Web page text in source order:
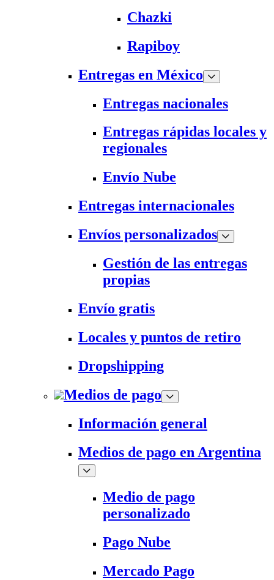
Chazki
Rapiboy
Entregas en México
Entregas nacionales
Entregas rápidas locales y
regionales
Envío Nube
Entregas internacionales
Envíos personalizados
Gestión de las entregas
propias
Envío gratis
Locales y puntos de retiro
Dropshipping
Medios de pago
Información general
Medios de pago en Argentina
Medio de pago
personalizado
Pago Nube
Mercado Pago